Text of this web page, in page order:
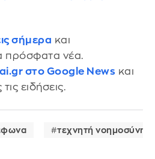
σήμερα και
πρόσφατα νέα.
στο Google News και
ειδήσεις.
τεχνητή νοημοσύνη